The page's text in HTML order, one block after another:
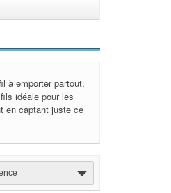
à emporter partout,
idéale pour les
en captant juste ce